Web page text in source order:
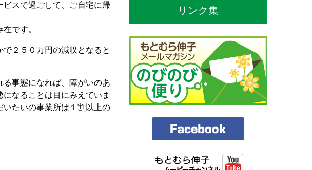
スで過ごして、ご自宅に帰
です。
２５０万円の減収となると
事態になれば、障がいのあ
なることは目にみえていま
たいの事業所は１割以上の
リンク集